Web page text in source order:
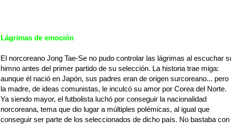
Lágrimas de emoción
El norcoreano Jong Tae-Se no pudo controlar las lágrimas al escuchar
himno antes del primer partido de su selección. La historia trae miga:
aunque él nació en Japón, sus padres eran de origen surcoreano... pero
la madre, de ideas comunistas, le inculcó su amor por Corea del Norte.
Ya siendo mayor, el futbolista luchó por conseguir la nacionalidad
norcoreana, tema que dio lugar a múltiples polémicas, al igual que
conseguir ser parte de los seleccionados de dicho país. No bastaba con